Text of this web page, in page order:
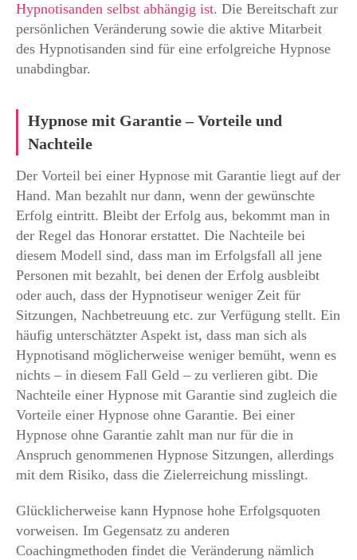
Hypnotisanden selbst abhängig ist. Die Bereitschaft zur
persönlichen Veränderung sowie die aktive Mitarbeit
des Hypnotisanden sind für eine erfolgreiche Hypnose
unabdingbar.
Hypnose mit Garantie – Vorteile und
Nachteile
Der Vorteil bei einer Hypnose mit Garantie liegt auf der
Hand. Man bezahlt nur dann, wenn der gewünschte
Erfolg eintritt. Bleibt der Erfolg aus, bekommt man in
der Regel das Honorar erstattet. Die Nachteile bei
diesem Modell sind, dass man im Erfolgsfall all jene
Personen mit bezahlt, bei denen der Erfolg ausbleibt
oder auch, dass der Hypnotiseur weniger Zeit für
Sitzungen, Nachbetreuung etc. zur Verfügung stellt. Ein
häufig unterschätzter Aspekt ist, dass man sich als
Hypnotisand möglicherweise weniger bemüht, wenn es
nichts – in diesem Fall Geld – zu verlieren gibt. Die
Nachteile einer Hypnose mit Garantie sind zugleich die
Vorteile einer Hypnose ohne Garantie. Bei einer
Hypnose ohne Garantie zahlt man nur für die in
Anspruch genommenen Hypnose Sitzungen, allerdings
mit dem Risiko, dass die Zielerreichung misslingt.
Glücklicherweise kann Hypnose hohe Erfolgsquoten
vorweisen. Im Gegensatz zu anderen
Coachingmethoden findet die Veränderung nämlich